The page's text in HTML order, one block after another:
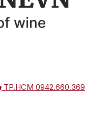
TP.HCM 0942.660.369